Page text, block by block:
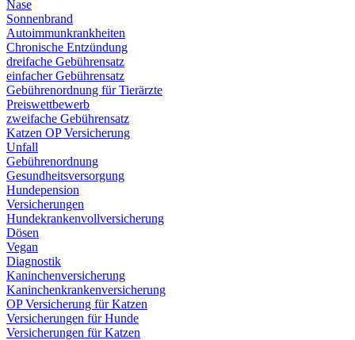
Nase
Sonnenbrand
Autoimmunkrankheiten
Chronische Entzündung
dreifache Gebührensatz
einfacher Gebührensatz
Gebührenordnung für Tierärzte
Preiswettbewerb
zweifache Gebührensatz
Katzen OP Versicherung
Unfall
Gebührenordnung
Gesundheitsversorgung
Hundepension
Versicherungen
Hundekrankenvollversicherung
Dösen
Vegan
Diagnostik
Kaninchenversicherung
Kaninchenkrankenversicherung
OP Versicherung für Katzen
Versicherungen für Hunde
Versicherungen für Katzen